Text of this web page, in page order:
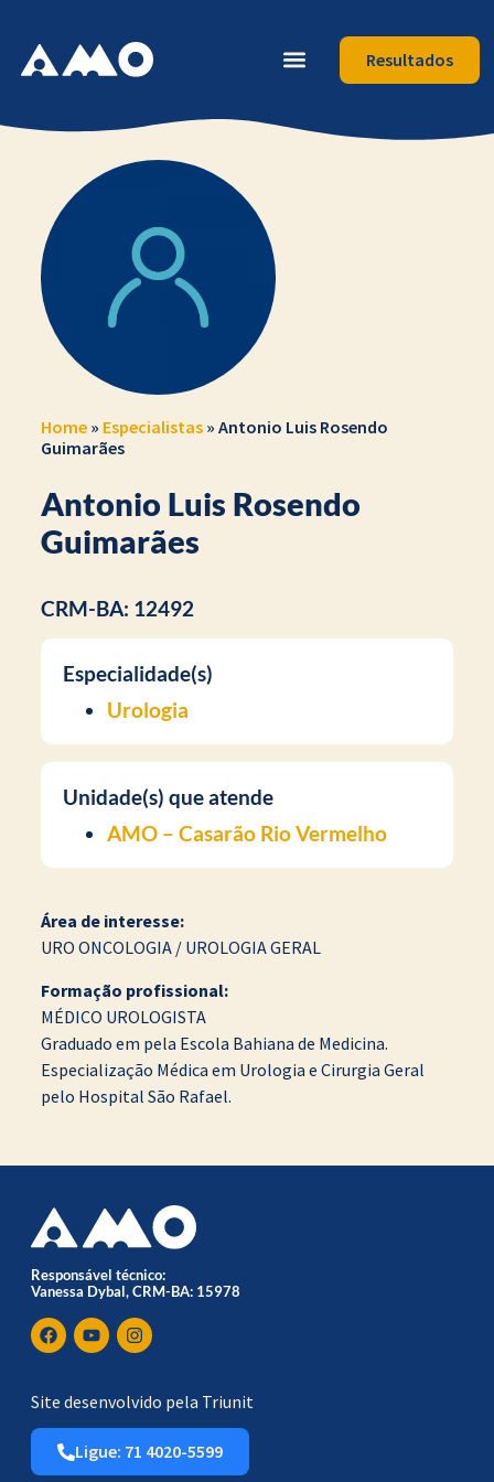
Resultados
Home» Especialistas» Antonio Luis Rosendo
Guimarães
Antonio Luis Rosendo
Guimarães
CRM-BA: 12492
Especialidade(s)
Urologia
Unidade(s) que atende
AMO – Casarão Rio Vermelho
Área de interesse:
URO ONCOLOGIA / UROLOGIA GERAL
Formação profissional:
MÉDICO UROLOGISTA
Graduado em pela Escola Bahiana de Medicina.
Especialização Médica em Urologia e Cirurgia Geral
pelo Hospital São Rafael.
Responsável técnico:
Vanessa Dybal, CRM-BA: 15978
Site desenvolvido pela Triunit
Ligue: 71 4020-5599